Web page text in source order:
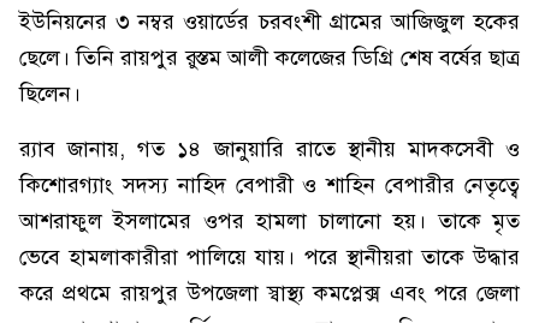
ইউনিয়নের ৩ নম্বর ওয়ার্ডের চরবংশী গ্রামের আজিজুল হকের
ছেলে। তিনি রায়পুর রুস্তম আলী কলেজের ডিগ্রি শেষ বর্ষের ছাত্র
ছিলেন।
র‌্যাব জানায়, গত ১৪ জানুয়ারি রাতে স্থানীয় মাদকসেবী ও
কিশোরগ্যাং সদস্য নাহিদ বেপারী ও শাহিন বেপারীর নেতৃত্বে
আশরাফুল ইসলামের ওপর হামলা চালানো হয়। তাকে মৃত
ভেবে হামলাকারীরা পালিয়ে যায়। পরে স্থানীয়রা তাকে উদ্ধার
করে প্রথমে রায়পুর উপজেলা স্বাস্থ্য কমপ্লেক্স এবং পরে জেলা